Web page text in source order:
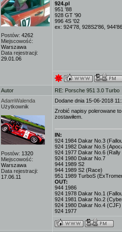
Postów: 4262
Miejscowość:
Warszawa
Data rejestracji:
29.01.06
924.pl
951 '88
928 GT '90
996 4S '02
ex: 924'78, 928S2'86, 944'86
Autor
RE: Porsche 951 3.0 Turbo
AdamWalenda
Użytkownik
Postów: 1320
Miejscowość:
Warszawa
Data rejestracji:
17.06.11
Dodane dnia 15-06-2018
Zrobić napisy polerowane
zostawiłem.
IN:
924 1984 Dakar No.3
924 1982 Dakar No.5
924 1977 Dakar No.6
924 1980 Dakar No.7
944 1989 S2
944 1989 S2 (Race)
951 1989 TurboS
OUT:
944 1986
924 1978 Dakar No.1
924 1981 Dakar No.2
924 1980 Dakar No.4 (CJF)
924 1977